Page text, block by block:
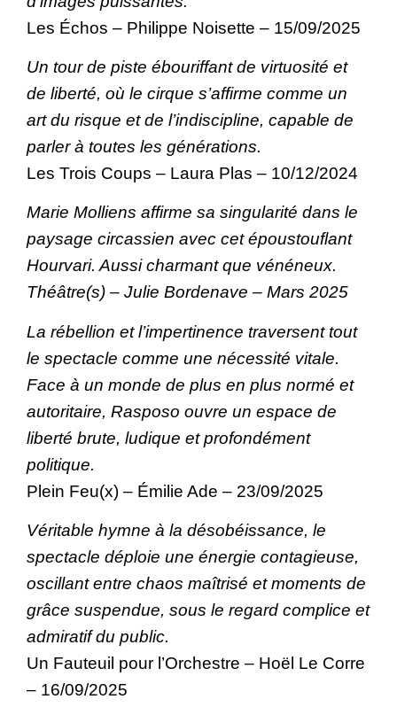
Les Échos – Philippe Noisette – 15/09/2025
Un tour de piste ébouriffant de virtuosité et
de liberté, où le cirque s’affirme comme un
art du risque et de l’indiscipline, capable de
parler à toutes les générations.
Les Trois Coups – Laura Plas – 10/12/2024
Marie Molliens affirme sa singularité dans le
paysage circassien avec cet époustouflant
Hourvari. Aussi charmant que vénéneux.
Théâtre(s) – Julie Bordenave – Mars 2025
La rébellion et l’impertinence traversent tout
le spectacle comme une nécessité vitale.
Face à un monde de plus en plus normé et
autoritaire, Rasposo ouvre un espace de
liberté brute, ludique et profondément
politique.
Plein Feu(x) – Émilie Ade – 23/09/2025
Véritable hymne à la désobéissance, le
spectacle déploie une énergie contagieuse,
oscillant entre chaos maîtrisé et moments de
grâce suspendue, sous le regard complice et
admiratif du public.
Un Fauteuil pour l’Orchestre – Hoël Le Corre
– 16/09/2025